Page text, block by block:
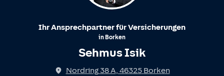
Ihr Ansprechpartner für Versicherungen
in Borken
Sehmus Isik
Nordring 38 A, 46325 Borken